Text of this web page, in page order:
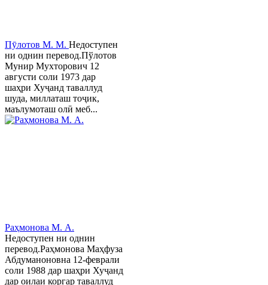
Пӯлотов М. М. Недоступен
ни однин перевод.Пўлотов
Мунир Мухторович 12
августи соли 1973 дар
шаҳри Хуҷанд таваллуд
шуда, миллаташ тоҷик,
маълумоташ олӣ меб...
Раҳмонова М. А.
Недоступен ни однин
перевод.Раҳмонова Маҳфуза
Абдуманоновна 12-феврали
соли 1988 дар шаҳри Хуҷанд
дар оилаи коргар таваллуд